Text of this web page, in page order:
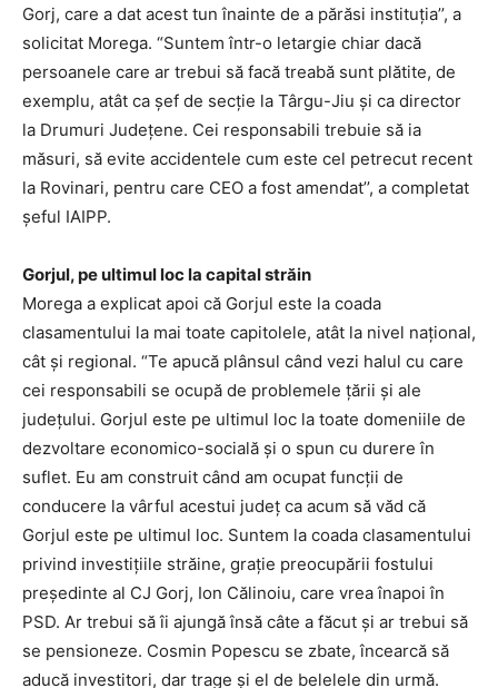
Gorj, care a dat acest tun înainte de a părăsi instituția’’, a
solicitat Morega. “Suntem într-o letargie chiar dacă
persoanele care ar trebui să facă treabă sunt plătite, de
exemplu, atât ca șef de secție la Târgu-Jiu și ca director
la Drumuri Județene. Cei responsabili trebuie să ia
măsuri, să evite accidentele cum este cel petrecut recent
la Rovinari, pentru care CEO a fost amendat’’, a completat
șeful IAIPP.
Gorjul, pe ultimul loc la capital străin
Morega a explicat apoi că Gorjul este la coada
clasamentului la mai toate capitolele, atât la nivel național,
cât și regional. “Te apucă plânsul când vezi halul cu care
cei responsabili se ocupă de problemele țării și ale
județului. Gorjul este pe ultimul loc la toate domeniile de
dezvoltare economico-socială și o spun cu durere în
suflet. Eu am construit când am ocupat funcții de
conducere la vârful acestui județ ca acum să văd că
Gorjul este pe ultimul loc. Suntem la coada clasamentului
privind investițiile străine, grație preocupării fostului
președinte al CJ Gorj, Ion Călinoiu, care vrea înapoi în
PSD. Ar trebui să îi ajungă însă câte a făcut și ar trebui să
se pensioneze. Cosmin Popescu se zbate, încearcă să
aducă investitori, dar trage și el de belelele din urmă.